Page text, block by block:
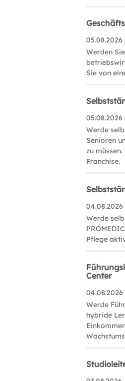
Werden
Sie von
Werde
Senioren
zu
Franchise.
Werde
Pflege
Center
Werde
hybride